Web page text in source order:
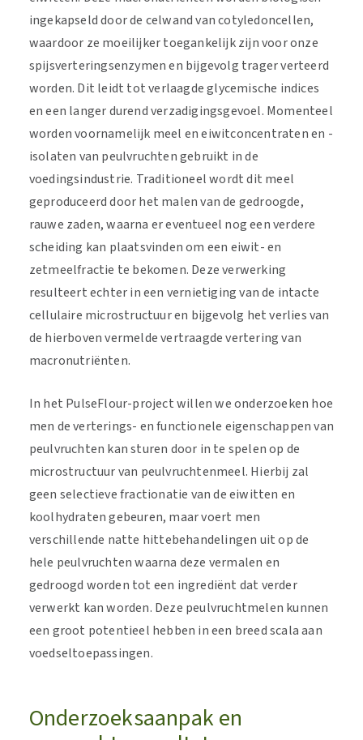
ingekapseld door de celwand van cotyledoncellen,
waardoor ze moeilijker toegankelijk zijn voor onze
spijsverteringsenzymen en bijgevolg trager verteerd
worden. Dit leidt tot verlaagde glycemische indices
en een langer durend verzadigingsgevoel. Momenteel
worden voornamelijk meel en eiwitconcentraten en -
isolaten van peulvruchten gebruikt in de
voedingsindustrie. Traditioneel wordt dit meel
geproduceerd door het malen van de gedroogde,
rauwe zaden, waarna er eventueel nog een verdere
scheiding kan plaatsvinden om een eiwit- en
zetmeelfractie te bekomen. Deze verwerking
resulteert echter in een vernietiging van de intacte
cellulaire microstructuur en bijgevolg het verlies van
de hierboven vermelde vertraagde vertering van
macronutriënten.
In het PulseFlour-project willen we onderzoeken hoe
men de verterings- en functionele eigenschappen van
peulvruchten kan sturen door in te spelen op de
microstructuur van peulvruchtenmeel. Hierbij zal
geen selectieve fractionatie van de eiwitten en
koolhydraten gebeuren, maar voert men
verschillende natte hittebehandelingen uit op de
hele peulvruchten waarna deze vermalen en
gedroogd worden tot een ingrediënt dat verder
verwerkt kan worden. Deze peulvruchtmelen kunnen
een groot potentieel hebben in een breed scala aan
voedseltoepassingen.
Onderzoeksaanpak en